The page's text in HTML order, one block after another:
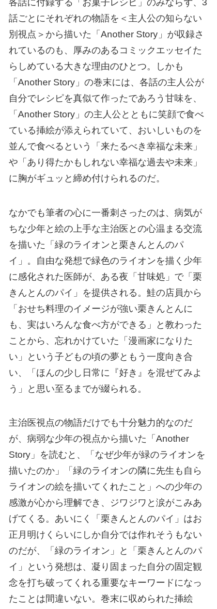
各話に付録する「お菓子レシピ」のみならず、3
話ごとにそれぞれの物語を＜主人公の知らない
別視点＞から描いた「Another Story」が収録さ
れているのも、厚みのあるコミックエッセイた
らしめている大きな理由のひとつ。しかも
「Another Story」の巻末には、各話の主人公が
自分でレシピを真似て作ったであろう甘味を、
「Another Story」の主人公とともに笑顔で食べ
ている挿絵が添えられていて、おいしいものを
並んで食べるという「来たるべき幸福な未来」
や「あり得たかもしれない幸福な過去や未来」
に胸がギュッと締め付けられるのだ。
なかでも筆者の心に一番刺さったのは、病気が
ちな少年と絵の上手な主治医との心温まる交流
を描いた「緑のライオンと栗きんとんのパ
イ」。自由な発想で緑色のライオンを描く少年
に感化された医師が、ある夜「甘味処」で「栗
きんとんのパイ」を提供される。鮭の店員から
「おせち料理のイメージが強い栗きんとんに
も、実はいろんな食べ方ができる」と教わった
ことから、忘れかけていた「漫画家になりた
い」という子どもの頃の夢ともう一度向き合
い、「ほんの少し日常に『好き』を混ぜてみよ
う」と思い至るまでが綴られる。
主治医視点の物語だけでも十分魅力的なのだ
が、病弱な少年の視点から描いた「Another
Story」を読むと、「なぜ少年が緑のライオンを
描いたのか」「緑のライオンの隣に先生も自ら
ライオンの絵を描いてくれたこと」への少年の
感激が心から理解でき、ジワジワと涙がこみあ
げてくる。あいにく「栗きんとんのパイ」はお
正月明けくらいにしか自分では作れそうもない
のだが、「緑のライオン」と「栗きんとんのパ
イ」という発想は、凝り固まった自分の固定観
念を打ち破ってくれる重要なキーワードになっ
たことは間違いない。巻末に収められた挿絵